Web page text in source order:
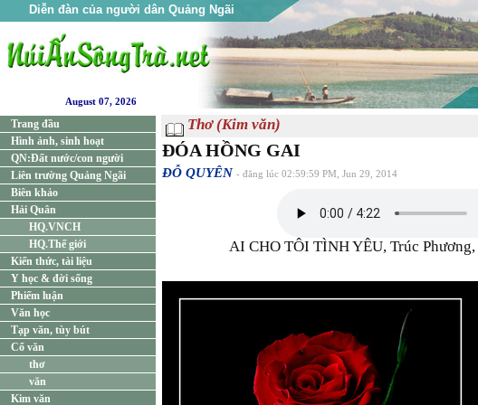
Diễn đàn của người dân Quảng Ngãi
August 07, 2026
Trang đầu
Hình ảnh, sinh hoạt
QN:Đất nước/con người
Liên trường Quảng Ngãi
Biên khảo
Hải Quân
HQ.VNCH
HQ.Thế giới
Kiến thức, tài liệu
Y học & đời sống
Phiếm luận
Văn học
Tạp văn, tùy bút
Cổ văn
thơ
văn
Kim văn
Thơ (Kim văn)
ĐÓA HỒNG GAI
ĐỖ QUYÊN - đăng lúc 02:59:59 PM, Jun 29, 2014
AI CHO TÔI TÌNH YÊU, Trúc